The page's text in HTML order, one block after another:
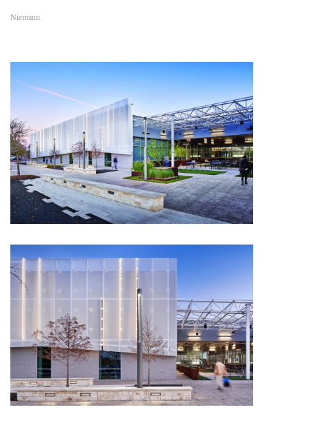
Niemann